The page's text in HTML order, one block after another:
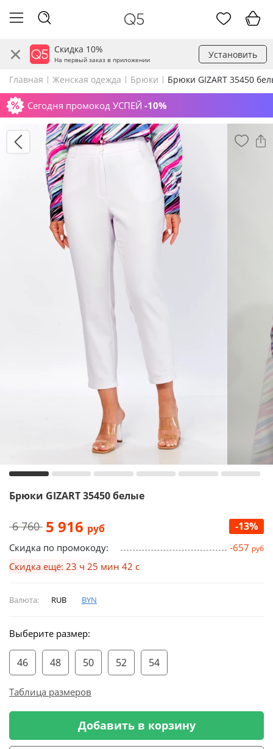
Скидка 10%
На первый заказ в приложении Установить
Главная Женская одежда Брюки Брюки GIZART 35450
Сегодня промокод УСПЕЙ -10%
Брюки GIZART 35450 белые
6 760 5 916 руб -13%
Скидка по промокоду: -657 руб
Скидка ещё: 23 ч 25 мин 42 с
Валюта: RUB BYN
Выберите размер:
46 48 50 52 54
Таблица размеров
Добавить в корзину